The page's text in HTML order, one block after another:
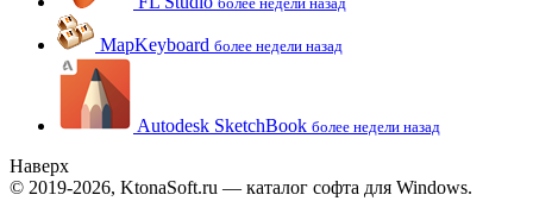
MapKeyboard более недели назад
Autodesk SketchBook более недели назад
Наверх
© 2019-2026, KtonaSoft.ru — каталог софта для Windows.